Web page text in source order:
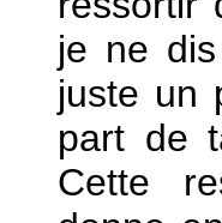
je ne
juste un
part de
Cette